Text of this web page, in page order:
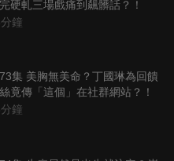
硬軋三場戲痛到飆髒話？！
分鐘
集 美胸無美命？丁國琳為回饋
竟傳「這個」在社群網站？！
分鐘